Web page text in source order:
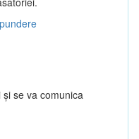
se va comunica